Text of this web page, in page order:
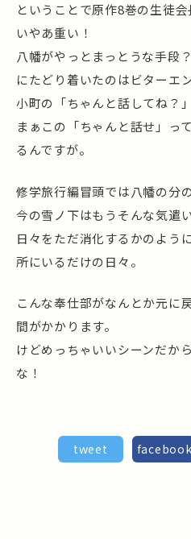
ということで原作8巻の生徒会
いやあ重い！
八幡がやっとまっとうな手段
にたどり着いたのはビターエン
小町の「ちゃんと話してね？
まぁこの「ちゃんと話せ」っ
るんですが。
修学旅行編冒頭では八幡の分
今の雪ノ下はもうそんな気遣
日々をただ消化するかのよう
所にいるだけの日々。
こんな奉仕部がなんとか元に
間がかかります。
けどめっちゃいいシーンだか
な！
tweet facebook